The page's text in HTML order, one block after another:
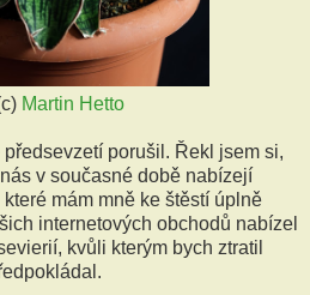
Martin Hetto
porušil. Řekl jsem si,
v současné době nabízejí
mám mně ke štěstí úplně
internetových obchodů nabízel
kvůli kterým bych ztratil